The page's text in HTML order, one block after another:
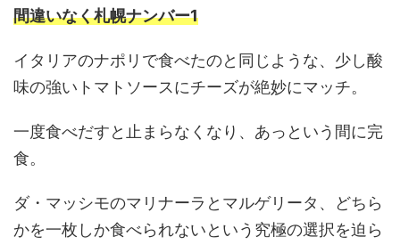
間違いなく札幌ナンバー1
イタリアのナポリで食べたのと同じような、少し酸
味の強いトマトソースにチーズが絶妙にマッチ。
一度食べだすと止まらなくなり、あっという間に完
食。
ダ・マッシモのマリナーラとマルゲリータ、どちら
かを一枚しか食べられないという究極の選択を迫ら